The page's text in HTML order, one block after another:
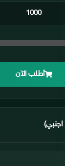
أطلب الآن